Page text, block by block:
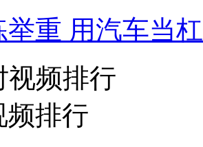
举重 用汽车当
视频排行
频排行